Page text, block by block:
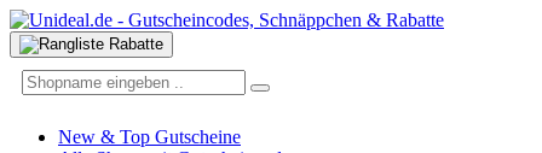
New & Top Gutscheine